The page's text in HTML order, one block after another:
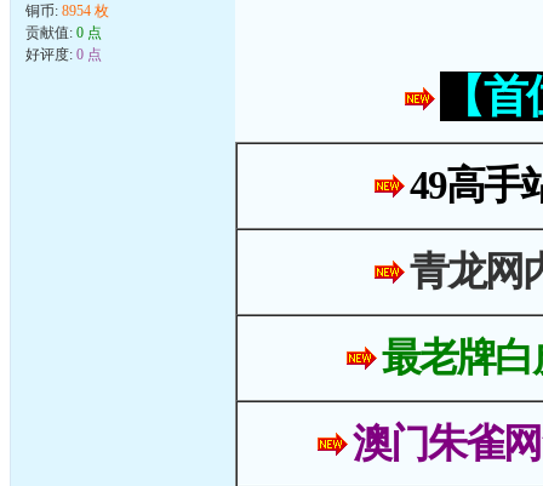
铜币: 8954 枚
贡献值: 0 点
好评度: 0 点
【
49高手
青龙网
最老牌白
澳门朱雀